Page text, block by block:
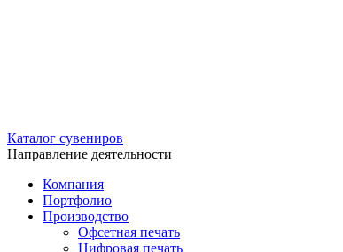
Каталог сувениров
Направление деятельности
Компания
Портфолио
Производство
Офсетная печать
Цифровая печать